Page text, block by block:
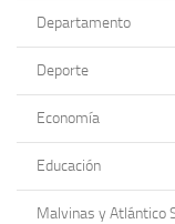
Departamento
Deporte
Economía
Educación
Malvinas y Atlántico